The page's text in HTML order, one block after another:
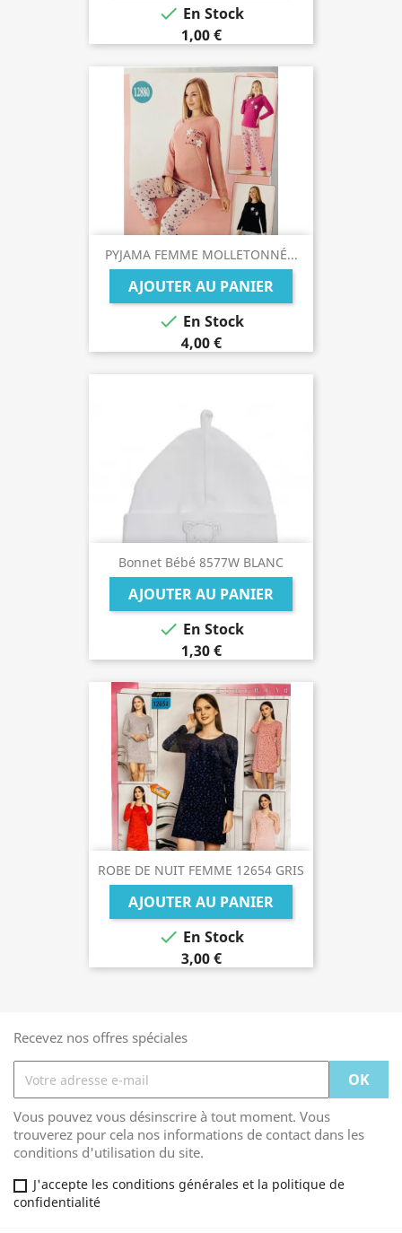
 En Stock
1,00 €
PYJAMA FEMME MOLLETONNÉ...
AJOUTER AU PANIER
 En Stock
4,00 €
Bonnet Bébé 8577W BLANC
AJOUTER AU PANIER
 En Stock
1,30 €
ROBE DE NUIT FEMME 12654 GRIS
AJOUTER AU PANIER
 En Stock
3,00 €
Recevez nos offres spéciales
Vous pouvez vous désinscrire à tout moment. Vous
trouverez pour cela nos informations de contact dans les
conditions d'utilisation du site.
J'accepte les conditions générales et la politique de
confidentialité